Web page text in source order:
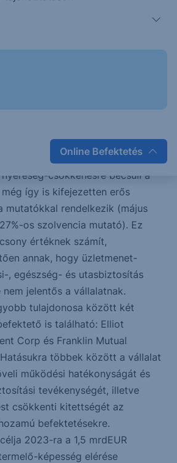
Online Befektetés
üzletág (befektetési termékek
piac, ahonnan a bevétel 60%-a
20% Európa egyéb országaiból
(főleg Japán) keletkezik
hatását nagyjából 100 mEUR-s
csökkenésre becsüli a
így is kifejezetten erős
mutatókkal rendelkezik (május
os szolvencia mutató). Ez
értéknek számít,
annak, hogy üzletmenet-
, egészség- és utasbiztosítás
jelentős a vállalatnak.
tulajdonosa között két
is található: Elliot
Corp és Franklin Mutual
többek között a vállalat
működési hatékonyságát és
tevékenységét, illetve
csökkenti kitettségét az
befektetésekre.
2023-ra a 1,5 mrdEUR
képesség elérése